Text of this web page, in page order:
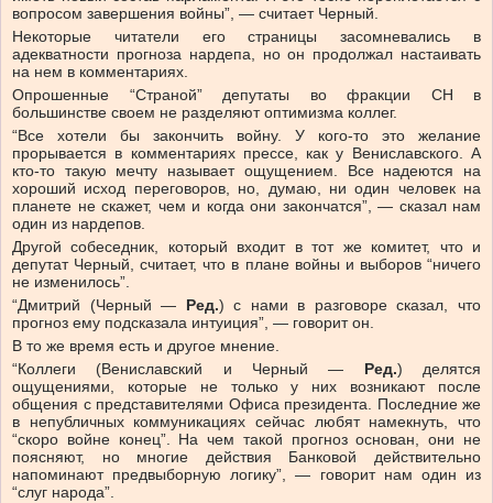
вопросом завершения войны”, — считает Черный.
Некоторые читатели его страницы засомневались в
адекватности прогноза нардепа, но он продолжал настаивать
на нем в комментариях.
Опрошенные “Страной” депутаты во фракции СН в
большинстве своем не разделяют оптимизма коллег.
“Все хотели бы закончить войну. У кого-то это желание
прорывается в комментариях прессе, как у Вениславского. А
кто-то такую мечту называет ощущением. Все надеются на
хороший исход переговоров, но, думаю, ни один человек на
планете не скажет, чем и когда они закончатся”, — сказал нам
один из нардепов.
Другой собеседник, который входит в тот же комитет, что и
депутат Черный, считает, что в плане войны и выборов “ничего
не изменилось”.
“Дмитрий (Черный — Ред.) с нами в разговоре сказал, что
прогноз ему подсказала интуиция”, — говорит он.
В то же время есть и другое мнение.
“Коллеги (Вениславский и Черный — Ред.) делятся
ощущениями, которые не только у них возникают после
общения с представителями Офиса президента. Последние же
в непубличных коммуникациях сейчас любят намекнуть, что
“скоро войне конец”. На чем такой прогноз основан, они не
поясняют, но многие действия Банковой действительно
напоминают предвыборную логику”, — говорит нам один из
“слуг народа”.